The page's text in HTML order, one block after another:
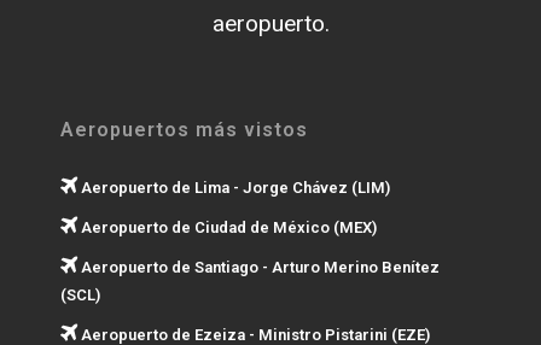
aeropuerto.
Aeropuertos más vistos
Aeropuerto de Lima - Jorge Chávez (LIM)
Aeropuerto de Ciudad de México (MEX)
Aeropuerto de Santiago - Arturo Merino Benítez
(SCL)
Aeropuerto de Ezeiza - Ministro Pistarini (EZE)